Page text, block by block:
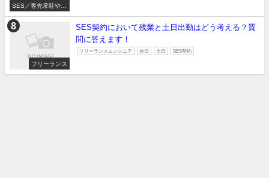
SES／客先常駐やめ
フリーランス
SES契約において残業と土日出勤はどう考える？質
問に答えます！
フリーランスエンジニア 休日 土日 SES契約